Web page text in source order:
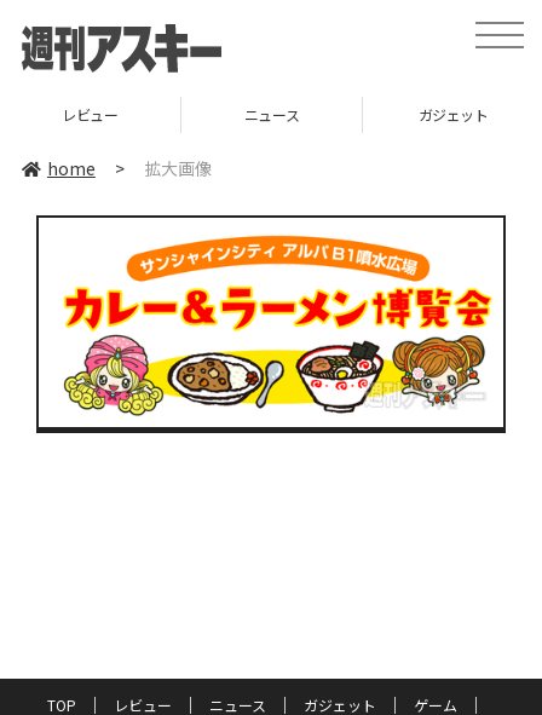
toggle
レビュー ニュース ガジェット
home > 拡大画像
TOP レビュー ニュース ガジェット
ゲーム